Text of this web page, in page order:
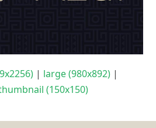
| large (980x892) |
(150x150)